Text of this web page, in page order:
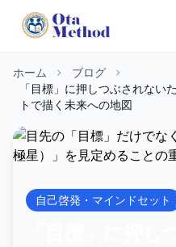
ホーム
ブログ
「目標」に押しつぶされない
トで描く未来への地図
自己啓発・マインドセット